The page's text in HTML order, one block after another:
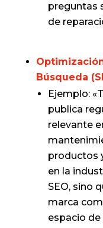
preguntas
de
Búsqueda
Ejemplo:
publica
relevante
productos
en la
SEO, sino
marca
espacio